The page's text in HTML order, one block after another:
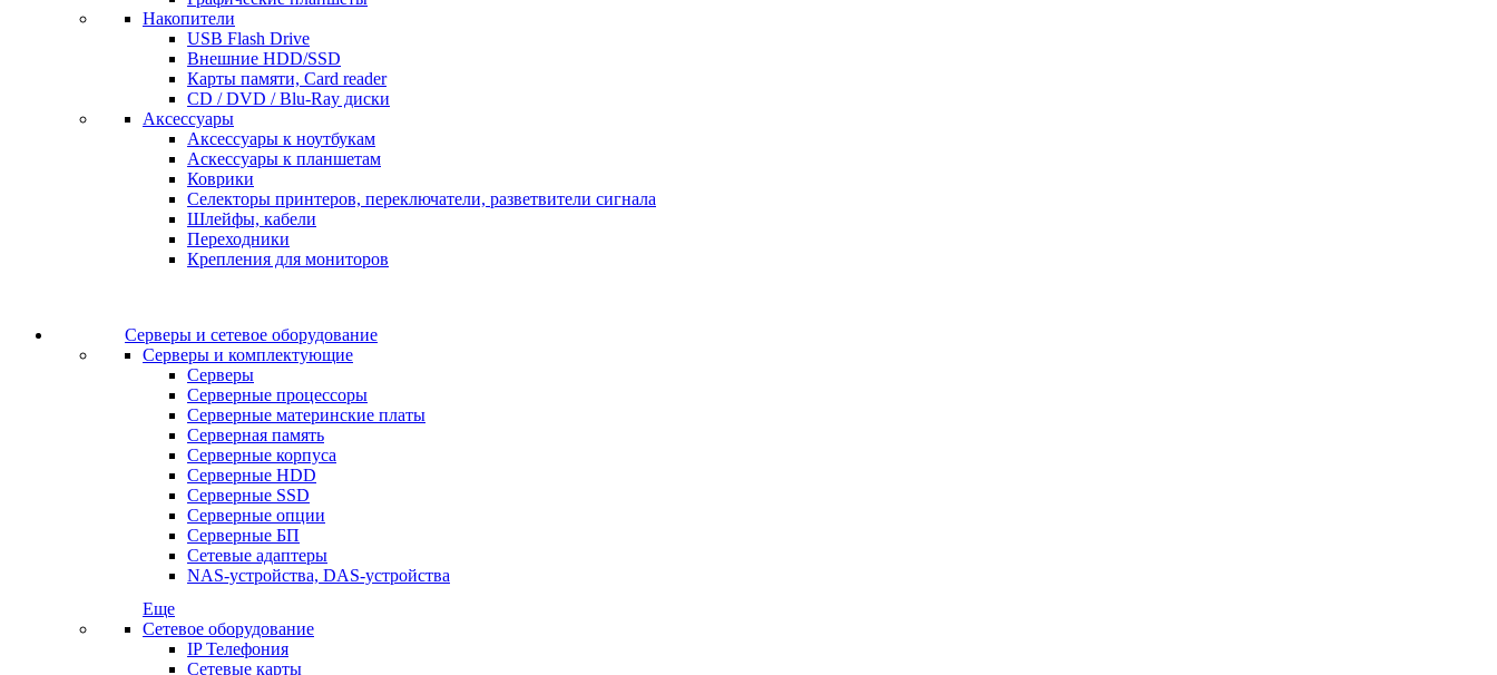
Накопители
USB Flash Drive
Внешние HDD/SSD
Карты памяти, Card reader
CD / DVD / Blu-Ray диски
Аксессуары
Аксессуары к ноутбукам
Аскессуары к планшетам
Коврики
Селекторы принтеров, переключатели, разветвители сигнала
Шлейфы, кабели
Переходники
Крепления для мониторов
Серверы и сетевое оборудование
Серверы и комплектующие
Серверы
Серверные процессоры
Серверные материнские платы
Серверная память
Серверные корпуса
Серверные HDD
Серверные SSD
Серверные опции
Серверные БП
Сетевые адаптеры
NAS-устройства, DAS-устройства
Еще
Сетевое оборудование
IP Телефония
Сетевые карты